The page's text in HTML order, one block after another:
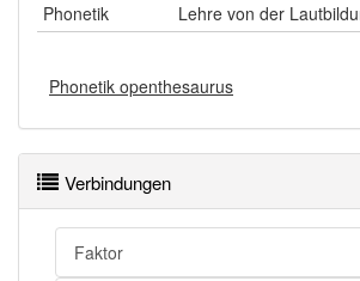
Phonetik Lehre von der
Phonetik openthesaurus
Verbindungen
Faktor